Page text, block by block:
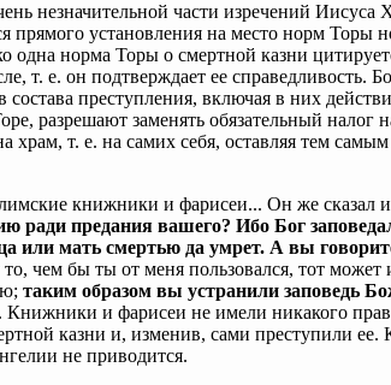
незначительной части изречений Иисуса
прямого установления на место норм Торы
одна норма Торы о смертной казни
т. е. он подтверждает ее справедливость.
преступления, включая в них
разрешают заменять обязательный налог
храм, т. е. на самих себя, оставляя тем самым
книжники и фарисеи... Он же сказал
ради предания вашего? Ибо Бог
или мать смертью да умрет. А вы
чем бы ты от меня пользовался, тот может
таким образом вы устранили заповедь
и фарисеи не имели никакого
казни и, изменив, сами преступили ее.
не приводится.